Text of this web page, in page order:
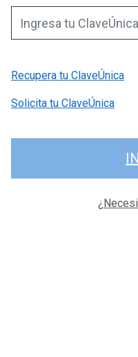
Ingresa tu ClaveÚnica
Recupera tu ClaveÚnica
Solicita tu ClaveÚnica